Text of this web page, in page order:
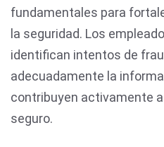
fundamentales para
la seguridad. Los
identifican intentos de
adecuadamente la
contribuyen activamente
seguro.